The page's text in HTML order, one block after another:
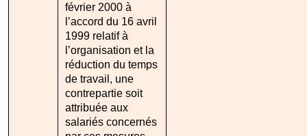
février 2000 à
l’accord du 16 avril
1999 relatif à
l’organisation et la
réduction du temps
de travail, une
contrepartie soit
attribuée aux
salariés concernés